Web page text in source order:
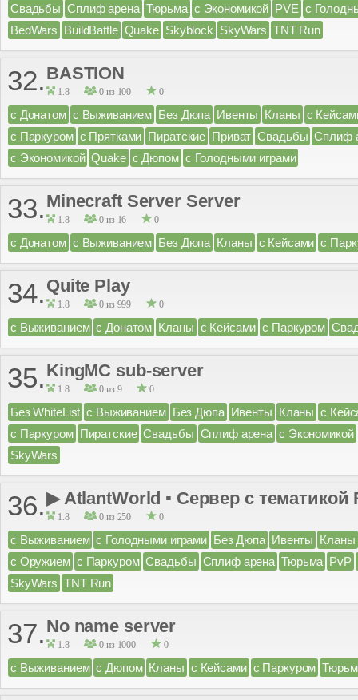
Свадьбы Сплиф арена Тюрьма с Экономикой PVE с
BedWars BuildBattle Quake Skyblock SkyWars TNT Run
32. BASTION
1.8 0 из 100 0
с Донатом с Выживанием Без Дюпа Ивенты Кланы с
с Паркуром с Прятками Пиратские Приват Свадьбы Сплиф
с Экономикой Quake с Дюпом с Голодными играми
33. Minecraft Server Server
1.8 0 из 16 0
с Донатом с Выживанием Без Дюпа Кланы с Кейсами с
34. Quite Play
1.8 0 из 999 0
с Выживанием с Донатом Кланы с Кейсами с Паркуром
35. KingMC sub-server
1.8 0 из 9 0
Без WhiteList с Выживанием Без Дюпа Ивенты Кланы с
с Паркуром Пиратские Свадьбы Сплиф арена с Экономикой
SkyWars
36.▶ AtlantWorld ▪ Сервер с тематикой
1.8 0 из 250 0
с Выживанием с Голодными играми Без Дюпа Ивенты Кланы
с Оружием с Паркуром Свадьбы Сплиф арена Тюрьма PvP
SkyWars TNT Run
37. No name server
1.8 0 из 1000 0
с Выживанием с Дюпом Кланы с Кейсами с Паркуром